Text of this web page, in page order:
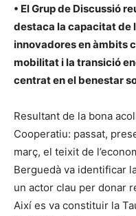
• El Grup de Discussió
destaca la capacitat de
innovadores en àmbits
mobilitat i la transició
centrat en el benestar
Resultant de la bona
Cooperatiu: passat,
març, el teixit de
Berguedà va identificar
un actor clau per donar
Així es va constituir la